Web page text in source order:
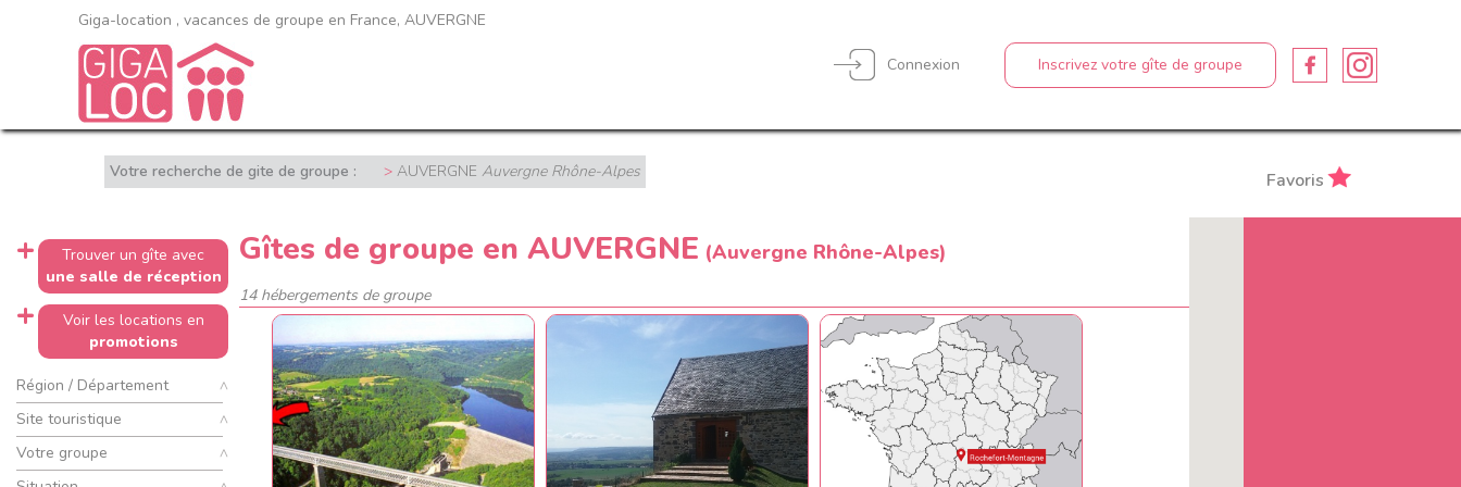
Giga-location , vacances de groupe en France, AUVERGNE
Inscrivez votre gîte de groupe
Connexion
Votre recherche de gite de groupe : AUVERGNE Auvergne Rhône-Alpes Favoris
Trouver un gîte avec
une salle de réception
Voir les locations en
promotions
Région / Département
Site touristique
Votre groupe
Gîtes de groupe en AUVERGNE (Auvergne Rhône-Alpes)
14 hébergements de groupe